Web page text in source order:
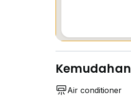
Kemudahan
Air conditioner